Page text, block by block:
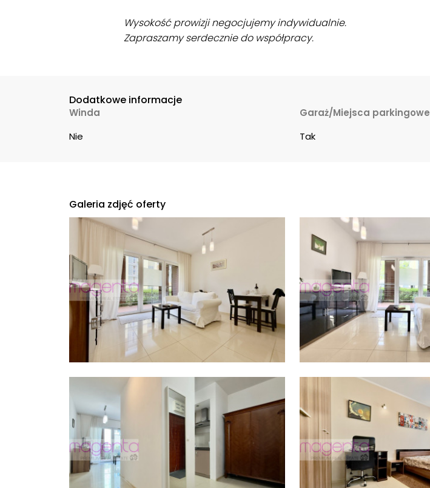
Wysokość prowizji negocjujemy indywidualnie.
Zapraszamy serdecznie do współpracy.
Dodatkowe informacje
Winda
Nie
Garaż/Miejsca parkingowe
Tak
Galeria zdjęć oferty